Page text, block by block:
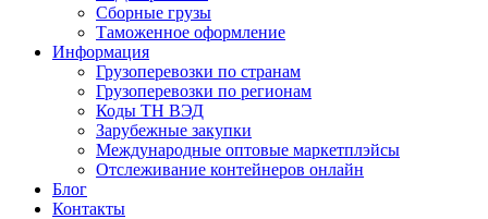
Сборные грузы
Таможенное оформление
Информация
Грузоперевозки по странам
Грузоперевозки по регионам
Коды ТН ВЭД
Зарубежные закупки
Международные оптовые маркетплэйсы
Отслеживание контейнеров онлайн
Блог
Контакты